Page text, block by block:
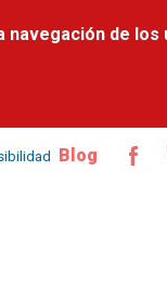
contenidode los
Blog